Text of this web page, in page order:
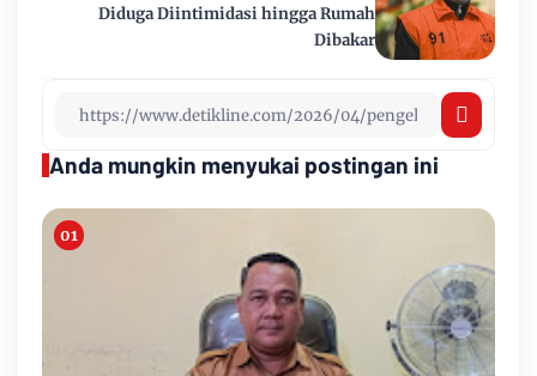
Diduga Diintimidasi hingga Rumah
Dibakar
Anda mungkin menyukai postingan ini